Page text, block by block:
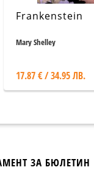
Frankenstein
Mary Shelley
17.87 € / 34.95 ЛВ.
ЗА БЮЛЕТИН